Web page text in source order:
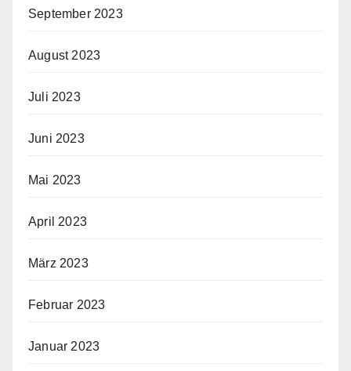
September 2023
August 2023
Juli 2023
Juni 2023
Mai 2023
April 2023
März 2023
Februar 2023
Januar 2023